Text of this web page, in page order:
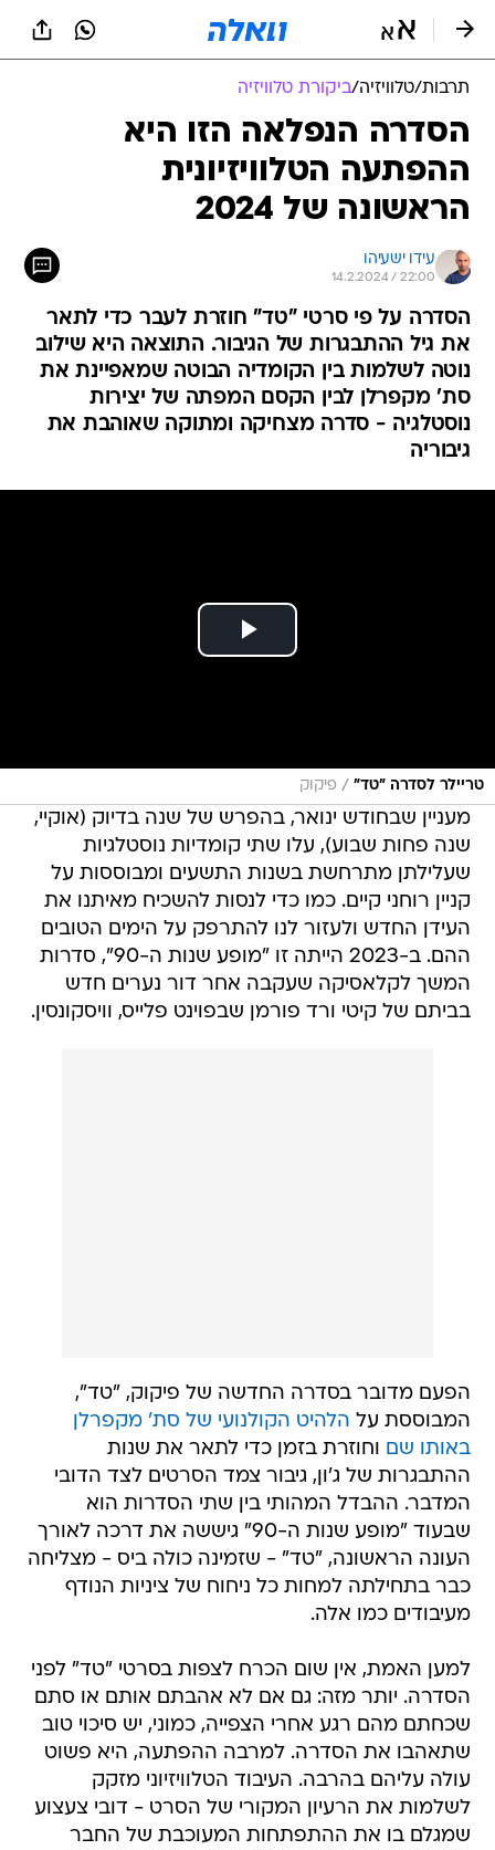
תרבות/טלוויזיה/ביקורת טלוויזיה
הסדרה הנפלאה הזו היא
ההפתעה הטלוויזיונית
הראשונה של 2024
עידו ישעיהו
14.2.2024 / 22:00
הסדרה על פי סרטי "טד" חוזרת לעבר כדי לתאר
את גיל ההתבגרות של הגיבור. התוצאה היא שילוב
נוטה לשלמות בין הקומדיה הבוטה שמאפיינת את
סת' מקפרלן לבין הקסם המפתה של יצירות
נוסטלגיה - סדרה מצחיקה ומתוקה שאוהבת את
גיבוריה
טריילר לסדרה "טד" / פיקוק
מעניין שבחודש ינואר, בהפרש של שנה בדיוק (אוקיי,
שנה פחות שבוע), עלו שתי קומדיות נוסטלגיות
שעלילתן מתרחשת בשנות התשעים ומבוססות על
קניין רוחני קיים. כמו כדי לנסות להשכיח מאיתנו את
העידן החדש ולעזור לנו להתרפק על הימים הטובים
ההם. ב-2023 הייתה זו "מופע שנות ה-90", סדרות
המשך לקלאסיקה שעקבה אחר דור נערים חדש
בביתם של קיטי ורד פורמן שבפוינט פלייס, וויסקונסין.
הפעם מדובר בסדרה החדשה של פיקוק, "טד",
המבוססת על הלהיט הקולנועי של סת' מקפרלן
באותו שם וחוזרת בזמן כדי לתאר את שנות
ההתבגרות של ג'ון, גיבור צמד הסרטים לצד הדובי
המדבר. ההבדל המהותי בין שתי הסדרות הוא
שבעוד "מופע שנות ה-90" גיששה את דרכה לאורך
העונה הראשונה, "טד" - שזמינה כולה ביס - מצליחה
כבר בתחילתה למחות כל ניחוח של ציניות הנודף
מעיבודים כמו אלה.
למען האמת, אין שום הכרח לצפות בסרטי "טד" לפני
הסדרה. יותר מזה: גם אם לא אהבתם אותם או סתם
שכחתם מהם רגע אחרי הצפייה, כמוני, יש סיכוי טוב
שתאהבו את הסדרה. למרבה ההפתעה, היא פשוט
עולה עליהם בהרבה. העיבוד הטלוויזיוני מזקק
לשלמות את הרעיון המקורי של הסרט - דובי צעצוע
שמגלם בו את ההתפתחות המעוכבת של החבר